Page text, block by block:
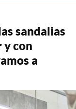
sandalias
y con
a